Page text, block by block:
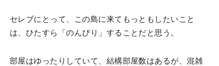
セレブにとって、この島に来てもっともしたいこと
は、ひたすら「のんびり」することだと思う。
部屋はゆったりしていて、結構部屋数はあるが、混雑